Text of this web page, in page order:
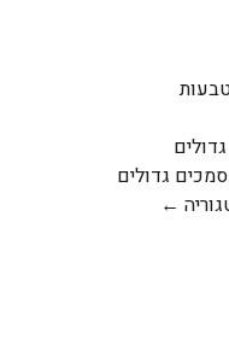
גדולים
←